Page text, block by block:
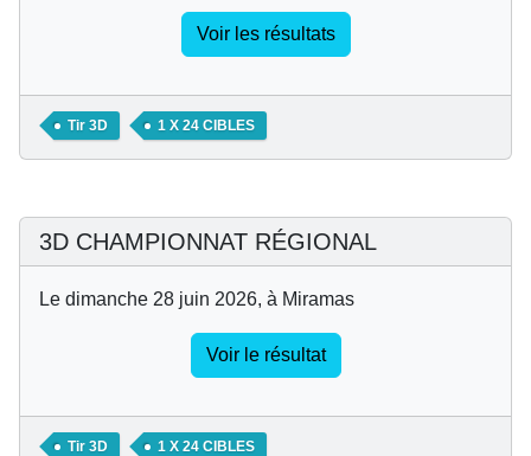
Voir les résultats
Tir 3D 1 X 24 CIBLES
3D CHAMPIONNAT RÉGIONAL
Le dimanche 28 juin 2026, à Miramas
Voir le résultat
Tir 3D 1 X 24 CIBLES